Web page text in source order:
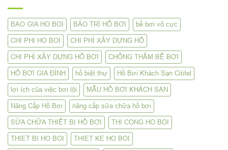
BAO GIA HO BOI BẢO TRÌ HỒ BƠI bể bơi vô cực
CHI PHI HO BOI CHI PHÍ XÂY DỰNG HỒ
CHI PHÍ XÂY DỰNG HỒ BƠI CHỐNG THẤM BỂ BƠI
HỒ BƠI GIA ĐÌNH hồ biệt thự Hồ Bơi Khách Sạn Cititel
lợi ích của việc bơi lội MẪU HỒ BƠI KHÁCH SẠN
Nâng Cấp Hồ Bơi nâng cấp sửa chữa hồ bơi
SỬA CHỮA THIẾT BỊ HỒ BƠI THI CONG HO BOI
THIET BI HO BOI THIET KE HO BOI